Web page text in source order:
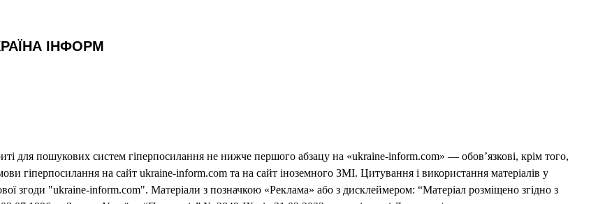
ІНФОРМ
для пошукових систем гіперпосилання не нижче першого абзацу на «ukraine-inform.com» — обов’язкові, крім того,
гіперпосилання на сайт ukraine-inform.com та на сайт іноземного ЗМІ. Цитування і використання матеріалів у
згоди "ukraine-inform.com". Матеріали з позначкою «Реклама» або з дисклеймером: “Матеріал розміщено згідно з